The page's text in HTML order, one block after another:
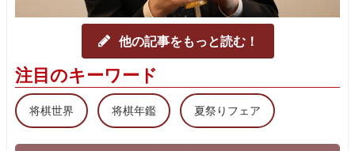
他の記事をもっと読む！
注目のキーワード
将棋世界 将棋年鑑 夏祭りフェア